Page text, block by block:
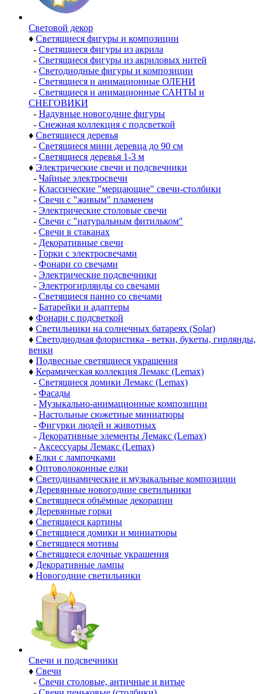
Световой декор
♦ Светящиеся фигуры и композиции
- Светящиеся фигуры из акрила
- Светящиеся фигуры из акриловых нитей
- Светодиодные фигуры и композиции
- Светящиеся и анимационные ОЛЕНИ
- Светящиеся и анимационные САНТЫ и
СНЕГОВИКИ
- Надувные новогодние фигуры
- Снежная коллекция с подсветкой
♦ Светящиеся деревья
- Светящиеся мини деревца до 90 см
- Светящиеся деревья 1-3 м
♦ Электрические свечи и подсвечники
- Чайные электросвечи
- Классические "мерцающие" свечи-столбики
- Свечи с "живым" пламенем
- Электрические столовые свечи
- Свечи с "натуральным фитильком"
- Свечи в стаканах
- Декоративные свечи
- Горки с электросвечами
- Фонари со свечами
- Электрические подсвечники
- Электрогирлянды со свечами
- Светящиеся панно со свечами
- Батарейки и адаптеры
♦ Фонари с подсветкой
♦ Светильники на солнечных батареях (Solar)
♦ Светодиодная флористика - ветки, букеты, гирлянды,
венки
♦ Подвесные светящиеся украшения
♦ Керамическая коллекция Лемакс (Lemax)
- Светящиеся домики Лемакс (Lemax)
- Фасады
- Музыкально-анимационные композиции
- Настольные сюжетные миниатюры
- Фигурки людей и животных
- Декоративные элементы Лемакс (Lemax)
- Аксессуары Лемакс (Lemax)
♦ Елки с лампочками
♦ Оптоволоконные елки
♦ Светодинамические и музыкальные композиции
♦ Деревянные новогодние светильники
♦ Светящиеся объёмные декорации
♦ Деревянные горки
♦ Светящиеся картины
♦ Светящиеся домики и миниатюры
♦ Светящиеся мотивы
♦ Светящиеся елочные украшения
♦ Декоративные лампы
♦ Новогодние светильники
Свечи и подсвечники
♦ Свечи
- Свечи столовые, античные и витые